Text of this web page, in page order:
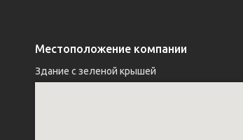
Местоположение компании
Здание с зеленой крышей